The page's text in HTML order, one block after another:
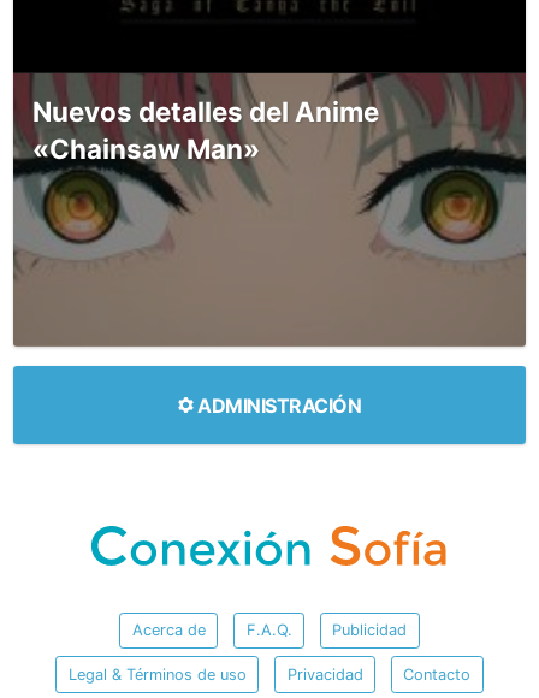
Nuevos detalles del Anime
«Chainsaw Man»
ADMINISTRACIÓN
Acerca de F.A.Q. Publicidad
Legal & Términos de uso Privacidad Contacto